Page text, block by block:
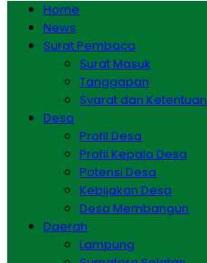
Home
News
Surat Pembaca
Surat Masuk
Tanggapan
Syarat dan Ketentuan
Desa
Profil Desa
Profil Kepala Desa
Potensi Desa
Kebijakan Desa
Desa Membangun
Daerah
Lampung